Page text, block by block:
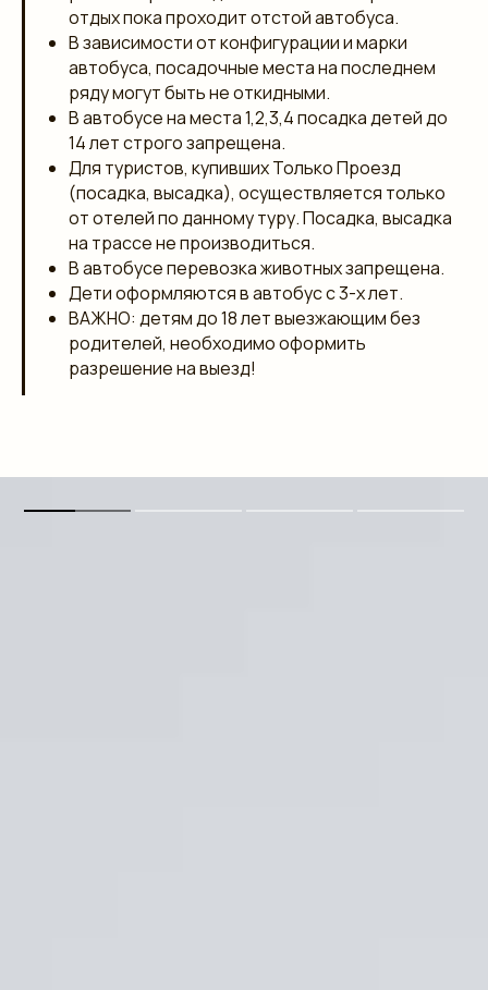
отдых пока проходит отстой автобуса.
В зависимости от конфигурации и марки
автобуса, посадочные места на последнем
ряду могут быть не откидными.
В автобусе на места 1,2,3,4 посадка детей до
14 лет строго запрещена.
Для туристов, купивших Только Проезд
(посадка, высадка), осуществляется только
от отелей по данному туру. Посадка, высадка
на трассе не производиться.
В автобусе перевозка животных запрещена.
Дети оформляются в автобус с 3-х лет.
ВАЖНО: детям до 18 лет выезжающим без
родителей, необходимо оформить
разрешение на выезд!